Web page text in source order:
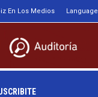
En Los Medios Language